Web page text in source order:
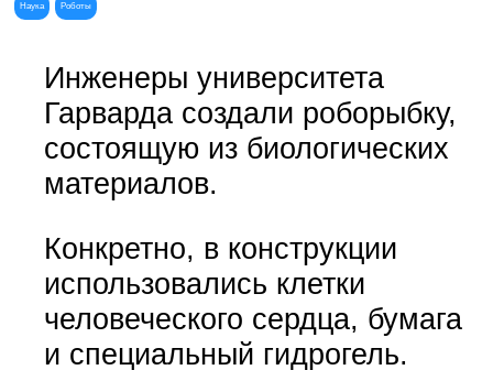
Наука Роботы
Инженеры университета
Гарварда создали роборыбку,
состоящую из биологических
материалов.
Конкретно, в конструкции
использовались клетки
человеческого сердца, бумага
и специальный гидрогель.